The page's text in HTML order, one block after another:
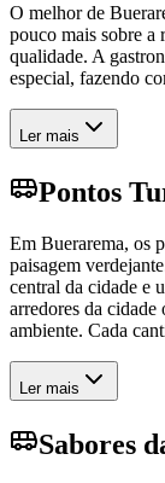
O melhor de
pouco mais sobre a
qualidade. A
especial, fazendo
Ler mais
Pontos
Em Buerarema, os
paisagem
central da cidade e
arredores da
ambiente. Cada
Ler mais
Sabores